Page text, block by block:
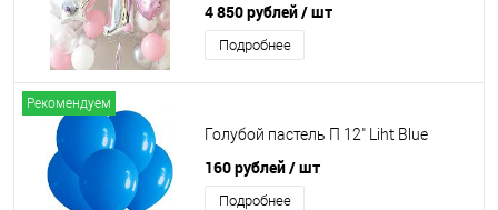
4 850 рублей/ шт
Подробнее
Рекомендуем
Голубой пастель П 12" Liht Blue
160 рублей/ шт
Подробнее